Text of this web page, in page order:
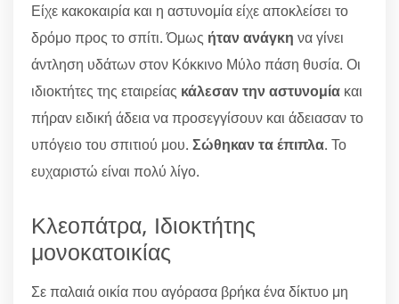
Είχε κακοκαιρία και η αστυνομία είχε αποκλείσει το
δρόμο προς το σπίτι. Όμως ήταν ανάγκη να γίνει
άντληση υδάτων στον Κόκκινο Μύλο πάση θυσία. Οι
ιδιοκτήτες της εταιρείας κάλεσαν την αστυνομία και
πήραν ειδική άδεια να προσεγγίσουν και άδειασαν το
υπόγειο του σπιτιού μου. Σώθηκαν τα έπιπλα. Το
ευχαριστώ είναι πολύ λίγο.
Κλεοπάτρα, Ιδιοκτήτης
μονοκατοικίας
Σε παλαιά οικία που αγόρασα βρήκα ένα δίκτυο μη